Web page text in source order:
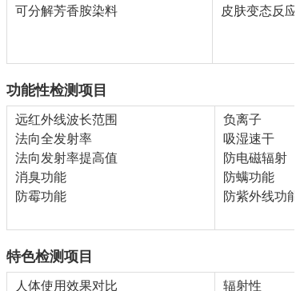
可分解芳香胺染料
皮肤变态反应
功能性检测项目
远红外线波长范围
法向全发射率
法向发射率提高值
消臭功能
防霉功能
负离子
吸湿速干
防电磁辐射
防螨功能
防紫外线功能
特色检测项目
人体使用效果对比 辐射性